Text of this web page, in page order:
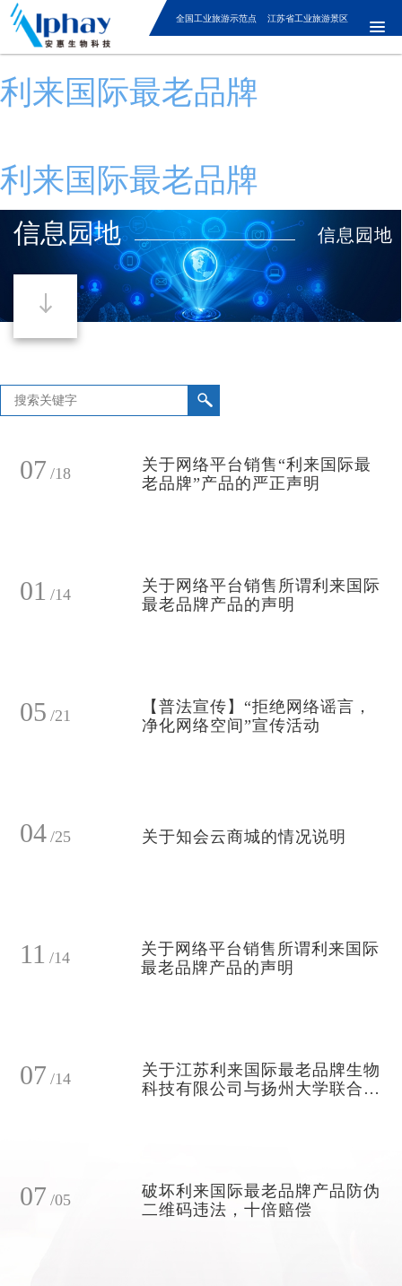
利来国际最老品牌
利来国际最老品牌
全国工业旅游示范点 江苏省工业旅游景区
信息园地 信息园地
07 /18
关于网络平台销售“利来国际最
老品牌”产品的严正声明
01 /14
关于网络平台销售所谓利来国际
最老品牌产品的声明
05 /21
【普法宣传】“拒绝网络谣言，
净化网络空间”宣传活动
04 /25 关于知会云商城的情况说明
11 /14
关于网络平台销售所谓利来国际
最老品牌产品的声明
07 /14
关于江苏利来国际最老品牌生物
科技有限公司与扬州大学联合申
07 /05
破坏利来国际最老品牌产品防伪
二维码违法，十倍赔偿